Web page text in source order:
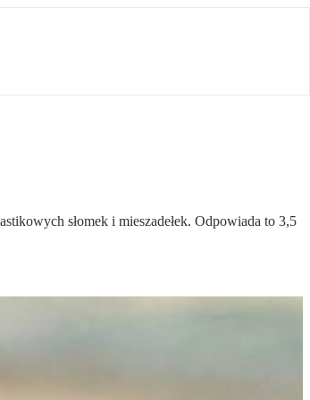
słomek i mieszadełek. Odpowiada to 3,5